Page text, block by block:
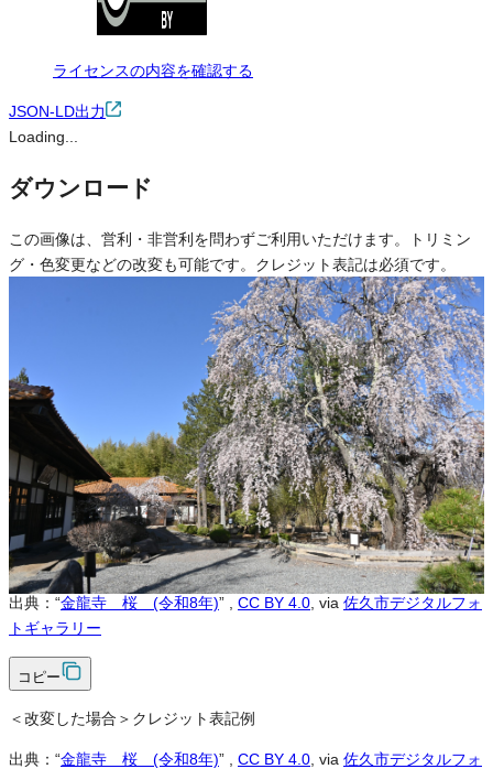
ライセンスの内容を確認する
JSON-LD出力
Loading...
ダウンロード
この画像は、営利・非営利を問わずご利用いただけます。トリミン
グ・色変更などの改変も可能です。クレジット表記は必須です。
も適用されます。
可
クレジット表記
必須
クレジット表記例
出典：“金龍寺 桜 (令和8年)” CC BY 4.0 , via 佐久市デジタルフォ
トギャラリー
コピー
＜改変した場合＞クレジット表記例
出典：“金龍寺 桜 (令和8年)” CC BY 4.0 , via 佐久市デジタルフォ